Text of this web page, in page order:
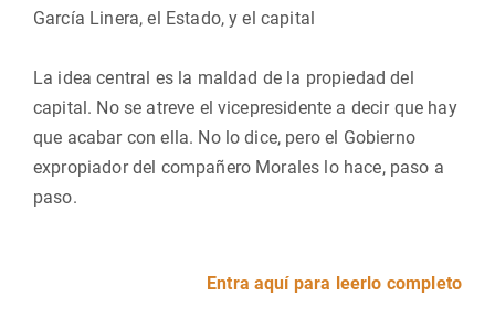
García Linera, el Estado, y el capital
La idea central es la maldad de la propiedad del
capital. No se atreve el vicepresidente a decir que hay
que acabar con ella. No lo dice, pero el Gobierno
expropiador del compañero Morales lo hace, paso a
paso.
Entra aquí para leerlo completo